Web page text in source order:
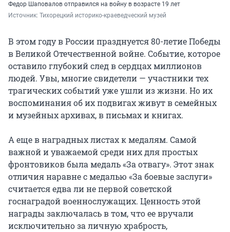
Федор Шаповалов отправился на войну в возрасте 19 лет
Источник: Тихорецкий историко-краеведческий музей
В этом году в России празднуется 80-летие Победы
в Великой Отечественной войне. Событие, которое
оставило глубокий след в сердцах миллионов
людей. Увы, многие свидетели — участники тех
трагических событий уже ушли из жизни. Но их
воспоминания об их подвигах живут в семейных
и музейных архивах, в письмах и книгах.
А еще в наградных листах к медалям. Самой
важной и уважаемой среди них для простых
фронтовиков была медаль «За отвагу». Этот знак
отличия наравне с медалью «За боевые заслуги»
считается едва ли не первой советской
госнаградой военнослужащих. Ценность этой
награды заключалась в том, что ее вручали
исключительно за личную храбрость,